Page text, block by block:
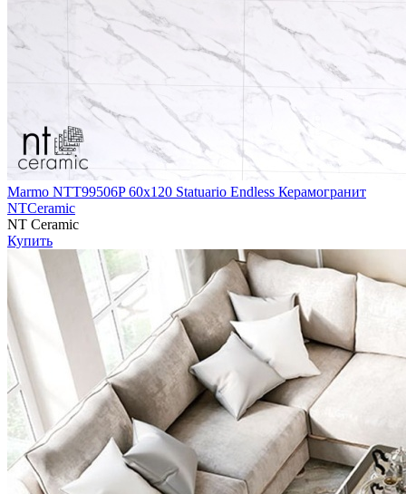
Marmo NTT99506P 60х120 Statuario Endless Керамогранит
NTCeramic
NT Ceramic
Купить